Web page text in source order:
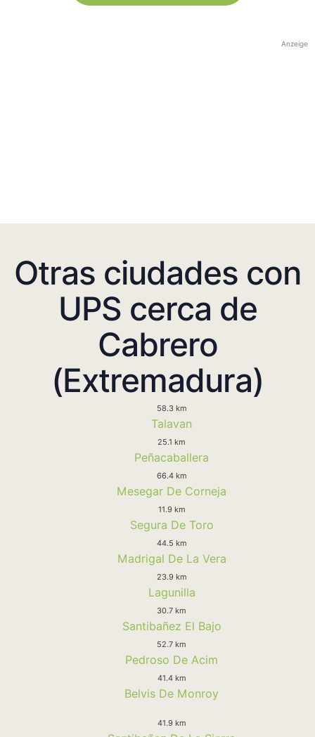
Anzeige
Otras ciudades con
UPS cerca de
Cabrero
(Extremadura)
58.3 km
Talavan
25.1 km
Peñacaballera
66.4 km
Mesegar De Corneja
11.9 km
Segura De Toro
44.5 km
Madrigal De La Vera
23.9 km
Lagunilla
30.7 km
Santibañez El Bajo
52.7 km
Pedroso De Acim
41.4 km
Belvis De Monroy
41.9 km